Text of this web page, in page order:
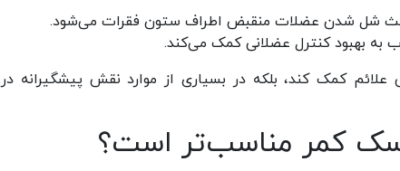
شل شدن عضلات منقبض اطراف ستون فقرات می‌شود.
به بهبود کنترل عضلانی کمک می‌کند.
کمک کند، بلکه در بسیاری از موارد نقش پیشگیرانه در
کمر مناسب‌تر است؟